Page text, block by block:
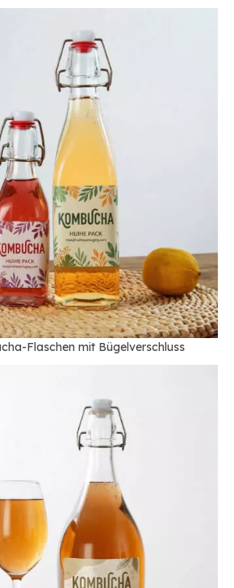
Flaschen mit Bügelverschluss